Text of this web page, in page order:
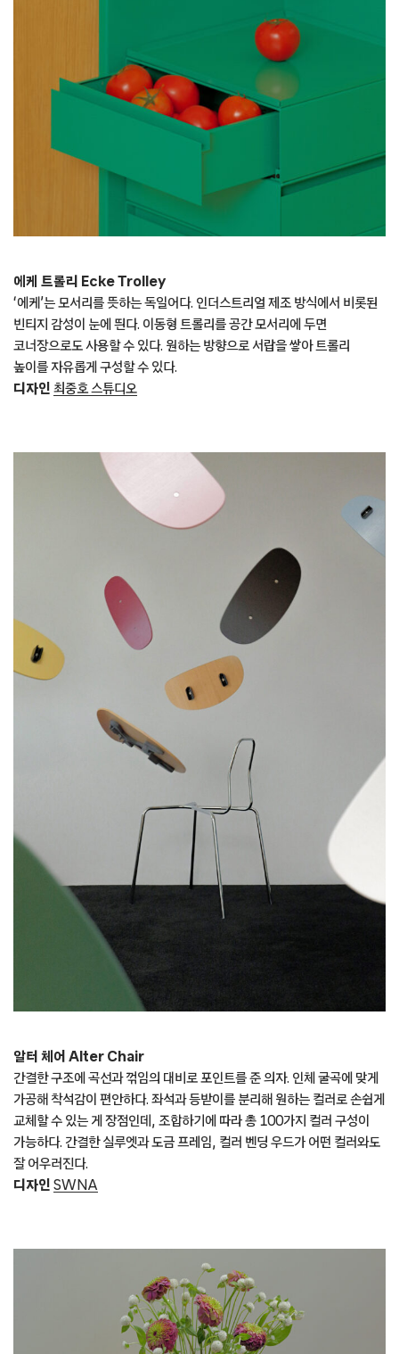
에케 트롤리 Ecke Trolley
‘에케’는 모서리를 뜻하는 독일어다. 인더스트리얼 제조 방식에서 비롯된
빈티지 감성이 눈에 띈다. 이동형 트롤리를 공간 모서리에 두면
코너장으로도 사용할 수 있다. 원하는 방향으로 서랍을 쌓아 트롤리
높이를 자유롭게 구성할 수 있다.
디자인 최중호 스튜디오
알터 체어 Alter Chair
간결한 구조에 곡선과 꺾임의 대비로 포인트를 준 의자. 인체 굴곡에 맞게
가공해 착석감이 편안하다. 좌석과 등받이를 분리해 원하는 컬러로 손쉽게
교체할 수 있는 게 장점인데, 조합하기에 따라 총 100가지 컬러 구성이
가능하다. 간결한 실루엣과 도금 프레임, 컬러 벤딩 우드가 어떤 컬러와도
잘 어우러진다.
디자인 SWNA